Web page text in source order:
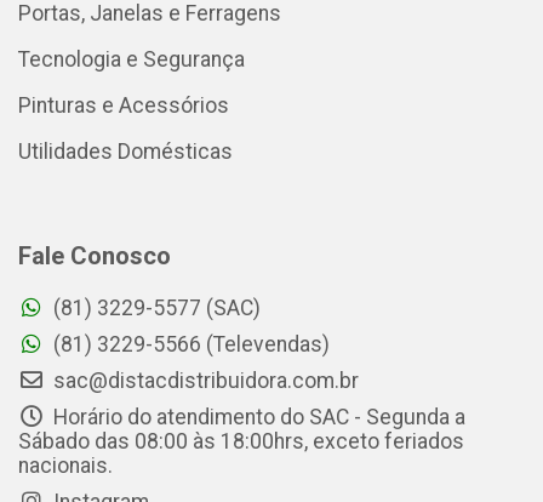
Portas, Janelas e Ferragens
Tecnologia e Segurança
Pinturas e Acessórios
Utilidades Domésticas
Fale Conosco
(81) 3229-5577 (SAC)
(81) 3229-5566 (Televendas)
sac@distacdistribuidora.com.br
Horário do atendimento do SAC - Segunda a
Sábado das 08:00 às 18:00hrs, exceto feriados
nacionais.